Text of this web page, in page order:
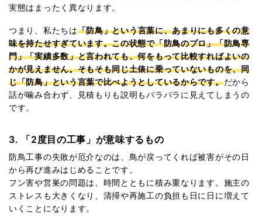
実態はまったく異なります。
つまり、私たちは「防鳥」という言葉に、あまりにも多くの意
味を持たせすぎています。この状態で「防鳥のプロ」「防鳥専
門」「実績多数」と言われても、何をもって比較すればよいの
かが見えません。そもそも同じ土俵に乗っていないものを、同
じ「防鳥」という言葉で比べようとしているからです。だから
話が噛み合わず、見積もりも説明もバラバラに見えてしまうの
です。
3. 「2度目の工事」が意味するもの
防鳥工事の失敗が厄介なのは、鳥が戻ってくれば被害がその日
から再び進みはじめることです。
フン害や営巣の問題は、時間とともに積み重なります。施主の
ストレスも大きくなり、清掃や再施工の負担も日に日に増えて
いくことになります。